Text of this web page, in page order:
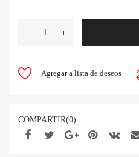
original
era:
precio
actual
es:
DELANTERO
Agregar a lista de deseos
COMPARTIR(0)